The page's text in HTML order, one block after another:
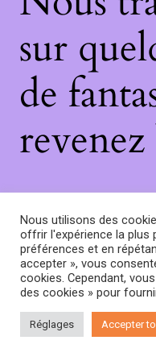
sur
de
Nous utilisons des
offrir l'expérience la plus
préférences et en
accepter », vous
cookies. Cependant,
des cookies » pour
Réglages Accepter